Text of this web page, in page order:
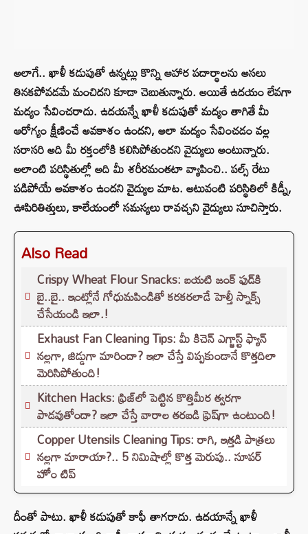
అలాగే.. ఖాళీ కడుపుతో ఉన్నట్లు కొన్ని ఆహార పదార్థాలను అసలు
తినకపోవడమే మంచిదని కూడా చెబుతున్నారు. అయితే ఉదయం లేవగా
మద్యం సేవించరాదు. ఉదయన్నే ఖాళీ కడుపుతో మద్యం తాగితే మీ
ఆరోగ్యం క్షీణించే అవకాశం ఉందని, అలా మద్యం సేవించడం వల్ల
సరాసరి అది మీ రక్తంలోకి కలిసిపోతుందని వైద్యులు అంటున్నారు.
అలాంటి పరిస్థితుల్లో అది మీ శరీరమంతటా వ్యాపించి.. పల్స్ రేటు
పడిపోయే అవకాశం ఉందని వైద్యుల మాట. అటువంటి పరిస్థితిలో కిడ్నీ,
ఊపిరితిత్తులు, కాలేయంలో సమస్యలు రావచ్చని వైద్యులు సూచిస్తారు.
Also Read
Crispy Wheat Flour Snacks: బయటి జంక్ ఫుడ్‌కి
బై..బై.. ఇంట్లోనే గోధుమపిండితో కరకరలాడే హెల్తీ స్నాక్స్
చేసేయండి ఇలా.!
Exhaust Fan Cleaning Tips: మీ కిచెన్ ఎగ్జాస్ట్ ఫ్యాన్
నల్లగా, జిడ్డుగా మారిందా? ఇలా చేస్తే విప్పకుండానే కొత్తదిలా
మెరిసిపోతుంది!
Kitchen Hacks: ఫ్రిజ్‌లో పెట్టిన కొత్తిమీర త్వరగా
పాడవుతోందా? ఇలా చేస్తే వారాల తరబడి ఫ్రెష్‌గా ఉంటుంది!
Copper Utensils Cleaning Tips: రాగి, ఇత్తడి పాత్రలు
నల్లగా మారాయా?.. 5 నిమిషాల్లో కొత్త మెరుపు.. సూపర్
హోం టిప్
దీంతో పాటు. ఖాళీ కడుపుతో కాఫీ తాగరాదు. ఉదయాన్నే ఖాళీ